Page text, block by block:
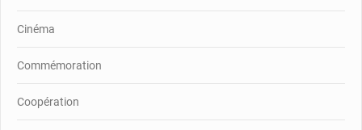
Cinéma
Commémoration
Coopération